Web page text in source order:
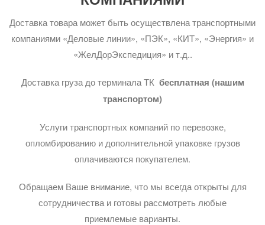
Доставка товара может быть осуществлена транспортными
компаниями «Деловые линии», «ПЭК», «КИТ», «Энергия» и
«ЖелДорЭкспедиция» и т.д..
Доставка груза до терминала ТК бесплатная (нашим
транспортом)
Услуги транспортных компаний по перевозке,
опломбированию и дополнительной упаковке грузов
оплачиваются покупателем.
Обращаем Ваше внимание, что мы всегда открыты для
сотрудничества и готовы рассмотреть любые
приемлемые варианты.